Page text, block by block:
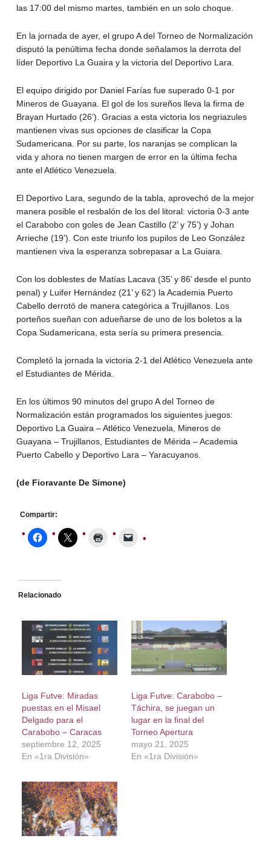
las 17:00 del mismo martes, también en un solo choque.
En la jornada de ayer, el grupo A del Torneo de Normalización
disputó la penúltima fecha donde señalamos la derrota del
líder Deportivo La Guaira y la victoria del Deportivo Lara.
El equipo dirigido por Daniel Farías fue superado 0-1 por
Mineros de Guayana. El gol de los sureños lleva la firma de
Brayan Hurtado (26’). Gracias a esta victoria los negriazules
mantienen vivas sus opciones de clasificar la Copa
Sudamericana. Por su parte, los naranjas se complican la
vida y ahora no tienen margen de error en la última fecha
ante el Atlético Venezuela.
El Deportivo Lara, segundo de la tabla, aprovechó de la mejor
manera posible el resbalón de los del litoral: victoria 0-3 ante
el Carabobo con goles de Jean Castillo (2’ y 75’) y Johan
Arrieche (19’). Con este triunfo los pupilos de Leo González
mantienen viva la esperanza sobrepasar a La Guiara.
Con los doblestes de Matías Lacava (35’ y 86’ desde el punto
penal) y Luifer Hernández (21’ y 62’) la Academia Puerto
Cabello derrotó de manera categórica a Trujillanos. Los
porteños sueñan con adueñarse de uno de los boletos a la
Copa Sudamericana, esta sería su primera presencia.
Completó la jornada la victoria 2-1 del Atlético Venezuela ante
el Estudiantes de Mérida.
En los últimos 90 minutos del grupo A del Torneo de
Normalización están programados los siguientes juegos:
Deportivo La Guaira – Atlético Venezuela, Mineros de
Guayana – Trujillanos, Estudiantes de Mérida – Academia
Puerto Cabello y Deportivo Lara – Yaracuyanos.
(de Fioravante De Simone)
Compartir:
Relacionado
Liga Futve: Miradas
puestas en el Misael
Delgado para el
Carabobo – Caracas
septiembre 12, 2025
En «1ra División»
Liga Futve: Carabobo –
Táchira, se juegan un
lugar en la final del
Torneo Apertura
mayo 21, 2025
En «1ra División»